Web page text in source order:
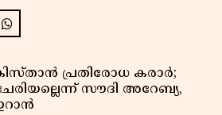
പ്രതിരോധ കരാർ;
സൗദി അറേബ്യ,